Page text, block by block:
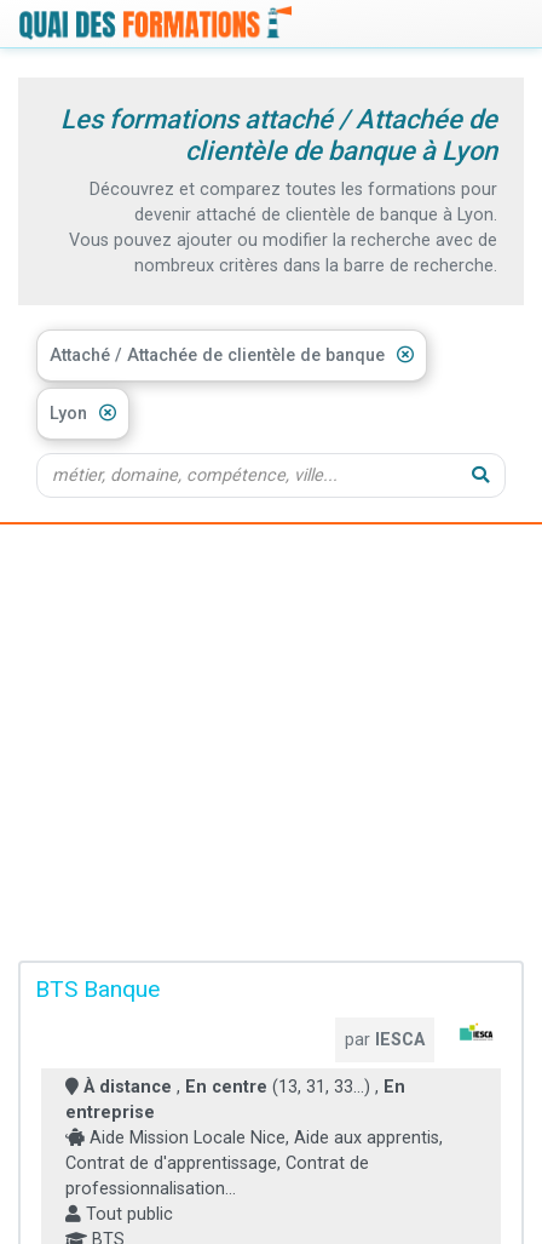
Les formations attaché / Attachée de
clientèle de banque à Lyon
Découvrez et comparez toutes les formations pour
devenir attaché de clientèle de banque à Lyon.
Vous pouvez ajouter ou modifier la recherche avec de
nombreux critères dans la barre de recherche.
Attaché / Attachée de clientèle de banque
Lyon
BTS Banque
par IESCA
À distance , En centre (13, 31, 33...) , En
entreprise
Aide Mission Locale Nice, Aide aux apprentis,
Contrat de d'apprentissage, Contrat de
professionnalisation...
Tout public